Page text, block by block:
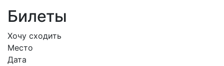
Билеты
Хочу сходить
Место
Дата